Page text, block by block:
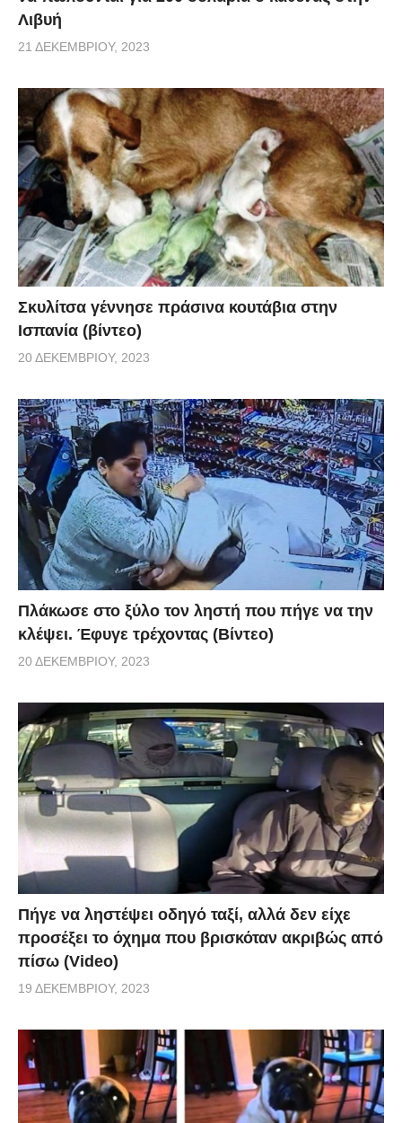
Λιβυή
21 ΔΕΚΕΜΒΡΊΟΥ, 2023
Σκυλίτσα γέννησε πράσινα κουτάβια στην
Ισπανία (βίντεο)
20 ΔΕΚΕΜΒΡΊΟΥ, 2023
Πλάκωσε στο ξύλο τον ληστή που πήγε να την
κλέψει. Έφυγε τρέχοντας (Βίντεο)
20 ΔΕΚΕΜΒΡΊΟΥ, 2023
Πήγε να ληστέψει οδηγό ταξί, αλλά δεν είχε
προσέξει το όχημα που βρισκόταν ακριβώς από
πίσω (Video)
19 ΔΕΚΕΜΒΡΊΟΥ, 2023